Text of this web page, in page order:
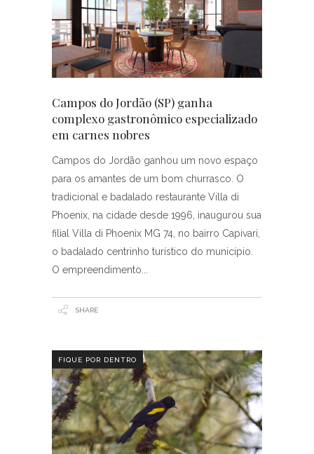
Campos do Jordão (SP) ganha
complexo gastronômico especializado
em carnes nobres
Campos do Jordão ganhou um novo espaço
para os amantes de um bom churrasco. O
tradicional e badalado restaurante Villa di
Phoenix, na cidade desde 1996, inaugurou sua
filial Villa di Phoenix MG 74, no bairro Capivari,
o badalado centrinho turístico do município.
O empreendimento
SHARE
FIQUE POR DENTRO